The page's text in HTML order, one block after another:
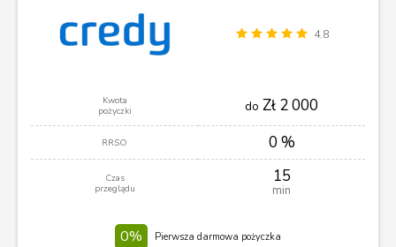
4.8
Kwota
pożyczki
do Zł 2 000
RRSO 0 %
Czas
przeglądu
15
min
0% Pierwsza darmowa pożyczka